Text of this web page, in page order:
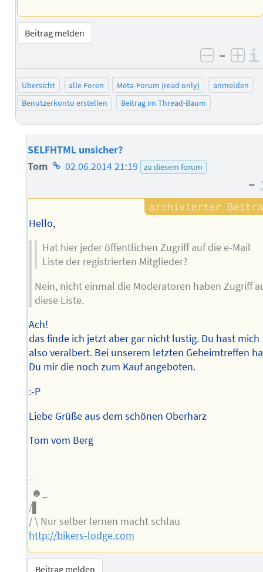
Beitrag melden
negativ
–
Übersicht alle Foren Meta-Forum (read only)
anmelden
Benutzerkonto erstellen
Beitrag im Thread-Baum
SELFHTML unsicher?
Tom Homepage
Autors
02.06.2014 21:19 zu diesem forum
–
Hello,
Hat hier jeder öffentlichen Zugriff auf die e-Mail
Liste der registrierten Mitglieder?
Nein, nicht einmal die Moderatoren haben Zugriff
diese Liste.
Ach!
das finde ich jetzt aber gar nicht lustig. Du hast mich
also veralbert. Bei unserem letzten Geheimtreffen
Du mir die noch zum Kauf angeboten.
:-P
Liebe Grüße aus dem schönen Oberharz
Tom vom Berg
--
☻_
/▌
/ \ Nur selber lernen macht schlau
http://bikers-lodge.com
Beitrag melden